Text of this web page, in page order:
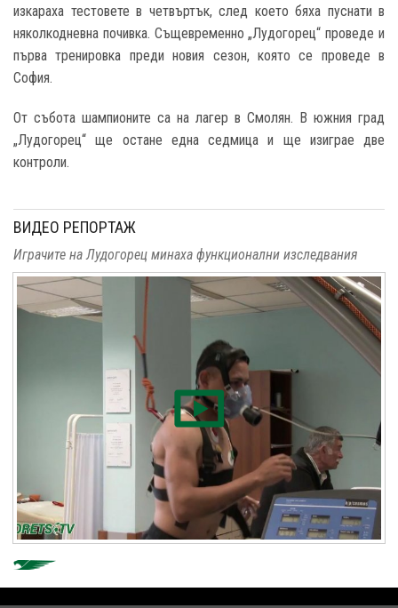
изкараха тестовете в четвъртък, след което бяха пуснати в
няколкодневна почивка. Същевременно „Лудогорец“ проведе и
първа тренировка преди новия сезон, която се проведе в
София.
От събота шампионите са на лагер в Смолян. В южния град
„Лудогорец“ ще остане една седмица и ще изиграе две
контроли.
ВИДЕО РЕПОРТАЖ
Играчите на Лудогорец минаха функционални изследвания